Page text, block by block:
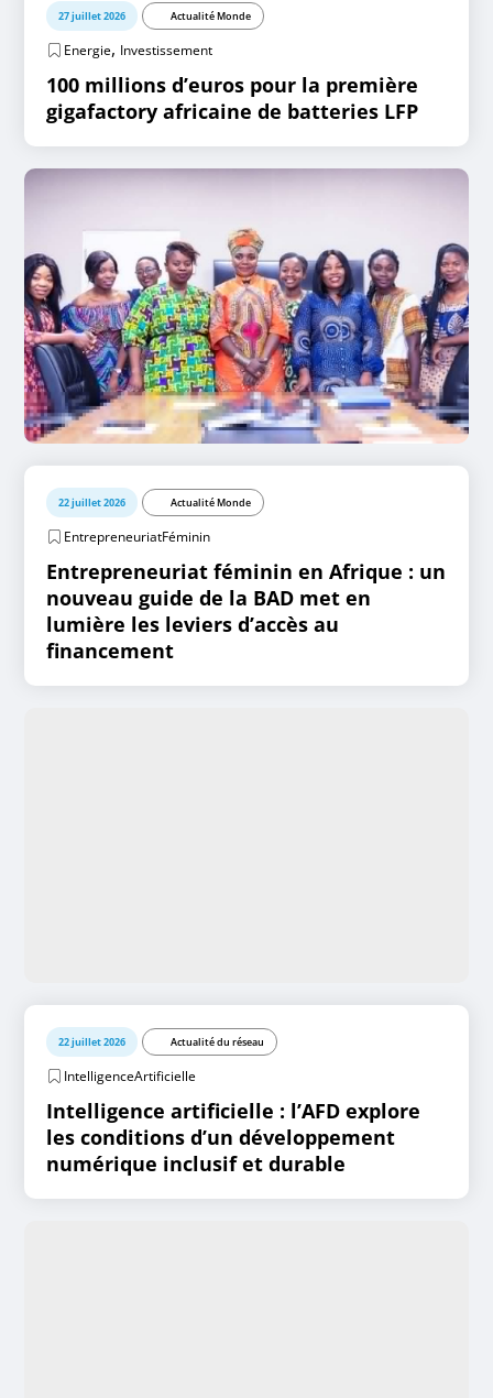
27 juillet 2026 Actualité Monde
Energie, Investissement
100 millions d’euros pour la première
gigafactory africaine de batteries LFP
22 juillet 2026 Actualité Monde
EntrepreneuriatFéminin
Entrepreneuriat féminin en Afrique : un
nouveau guide de la BAD met en
lumière les leviers d’accès au
financement
22 juillet 2026 Actualité du réseau
IntelligenceArtificielle
Intelligence artificielle : l’AFD explore
les conditions d’un développement
numérique inclusif et durable